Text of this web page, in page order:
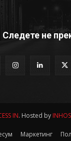
Следете не
IN. Hosted by
Маркетинг